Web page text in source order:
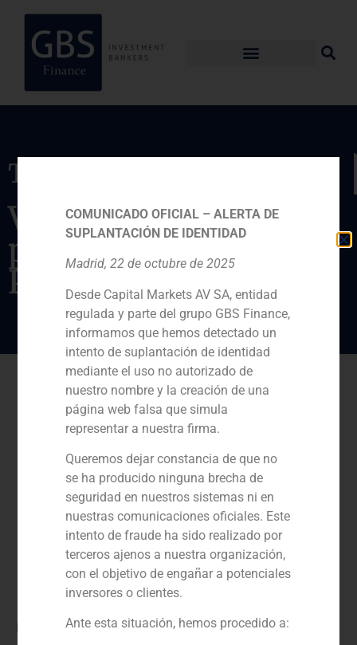
Transacción
Venta de una
participación a
Prosegur
Rol:
COMUNICADO OFICIAL – ALERTA DE
SUPLANTACIÓN DE IDENTIDAD
Madrid, 22 de octubre de 2025
Desde Capital Markets AV SA, entidad
regulada y parte del grupo GBS Finance,
informamos que hemos detectado un
intento de suplantación de identidad
mediante el uso no autorizado de
nuestro nombre y la creación de una
página web falsa que simula
representar a nuestra firma.
Queremos dejar constancia de que no
se ha producido ninguna brecha de
seguridad en nuestros sistemas ni en
nuestras comunicaciones oficiales. Este
intento de fraude ha sido realizado por
terceros ajenos a nuestra organización,
con el objetivo de engañar a potenciales
inversores o clientes.
Ante esta situación, hemos procedido a: